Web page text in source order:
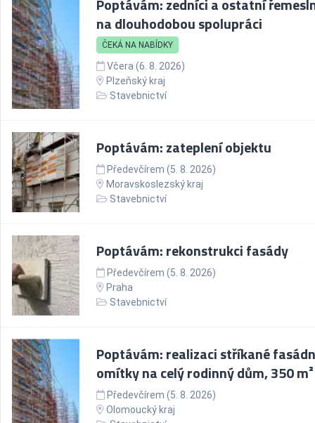
Poptávám: zedníci a ostatní
na dlouhodobou spolupráci
ČEKÁ NA NABÍDKY
Včera (6. 8. 2026)
Plzeňský kraj
Stavebnictví
Poptávám: zateplení objektu
Předevčírem (5. 8. 2026)
Moravskoslezský kraj
Stavebnictví
Poptávám: rekonstrukci fasády
Předevčírem (5. 8. 2026)
Praha
Stavebnictví
Poptávám: realizaci stříkané
omítky na celý rodinný dům, 350 m²
Předevčírem (5. 8. 2026)
Olomoucký kraj